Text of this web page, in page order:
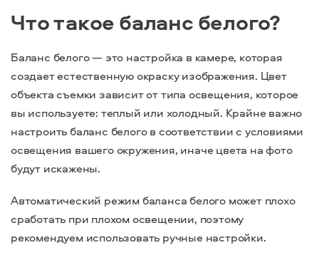
Что такое баланс белого?
Баланс белого — это настройка в камере, которая
создает естественную окраску изображения. Цвет
объекта съемки зависит от типа освещения, которое
вы используете: теплый или холодный. Крайне важно
настроить баланс белого в соответствии с условиями
освещения вашего окружения, иначе цвета на фото
будут искажены.
Автоматический режим баланса белого может плохо
сработать при плохом освещении, поэтому
рекомендуем использовать ручные настройки.